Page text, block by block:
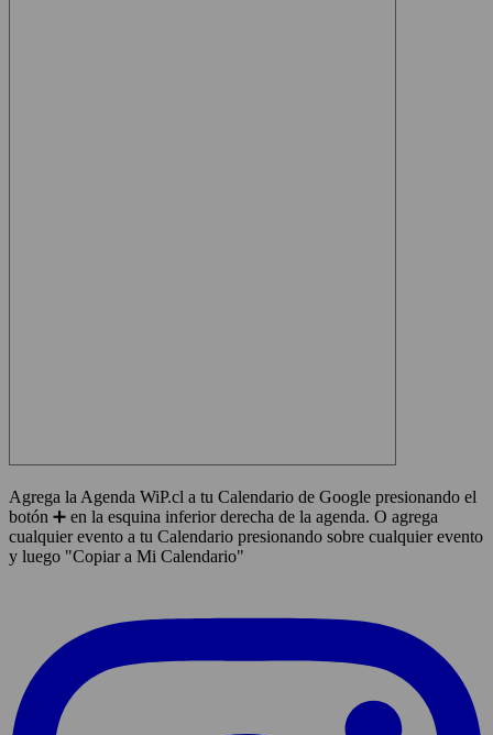
Agrega la Agenda WiP.cl a tu Calendario de Google presionando el
botón ➕ en la esquina inferior derecha de la agenda. O agrega
cualquier evento a tu Calendario presionando sobre cualquier evento
y luego "Copiar a Mi Calendario"